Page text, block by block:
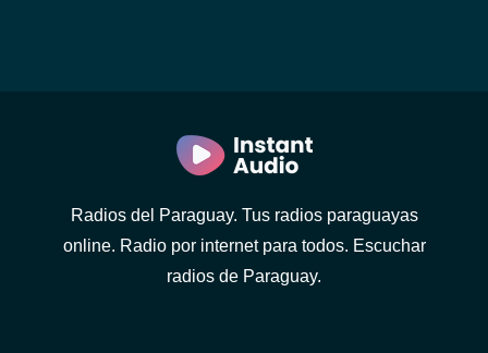
Radios del Paraguay. Tus radios paraguayas
online. Radio por internet para todos. Escuchar
radios de Paraguay.